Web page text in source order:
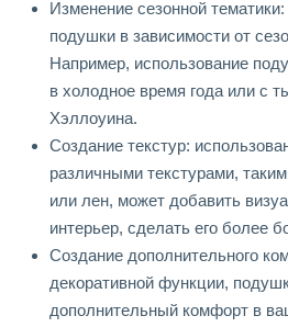
Изменение сезонной
подушки в зависимости от
Например, использование
в холодное время года или с
Хэллоуина.
Создание текстур:
различными текстурами,
или лен, может добавить
интерьер, сделать его более
Создание дополнительного
декоративной функции,
дополнительный комфорт в